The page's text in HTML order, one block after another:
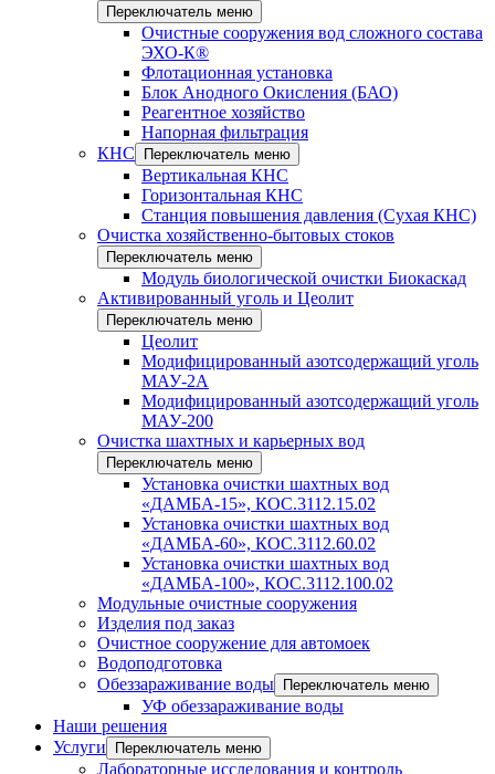
Переключатель меню
Очистные сооружения вод сложного состава
ЭХО-К®
Флотационная установка
Блок Анодного Окисления (БАО)
Реагентное хозяйство
Напорная фильтрация
КНС
Переключатель меню
Вертикальная КНС
Горизонтальная КНС
Станция повышения давления (Сухая КНС)
Очистка хозяйственно-бытовых стоков
Переключатель меню
Модуль биологической очистки Биокаскад
Активированный уголь и Цеолит
Переключатель меню
Цеолит
Модифицированный азотсодержащий уголь
МАУ-2А
Модифицированный азотсодержащий уголь
МАУ-200
Очистка шахтных и карьерных вод
Переключатель меню
Установка очистки шахтных вод
«ДАМБА-15», КОС.3112.15.02
Установка очистки шахтных вод
«ДАМБА-60», КОС.3112.60.02
Установка очистки шахтных вод
«ДАМБА-100», КОС.3112.100.02
Модульные очистные сооружения
Изделия под заказ
Очистное сооружение для автомоек
Водоподготовка
Обеззараживание воды
Переключатель меню
УФ обеззараживание воды
Наши решения
Услуги
Переключатель меню
Лабораторные исследования и контроль